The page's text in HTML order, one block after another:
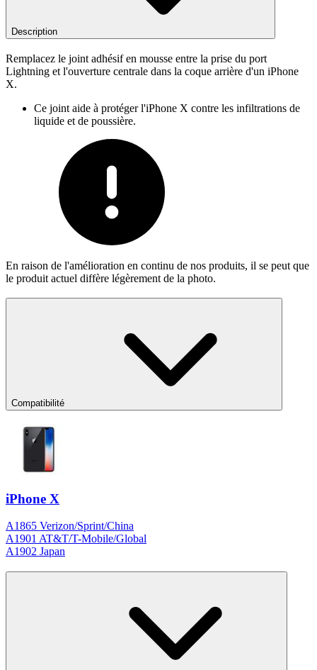
Description
Remplacez le joint adhésif en mousse entre la prise du port
Lightning et l'ouverture centrale dans la coque arrière d'un iPhone
X.
Ce joint aide à protéger l'iPhone X contre les infiltrations de
liquide et de poussière.
En raison de l'amélioration en continu de nos produits, il se peut que
le produit actuel diffère légèrement de la photo.
Compatibilité
iPhone X
A1865 Verizon/Sprint/China
A1901 AT&T/T-Mobile/Global
A1902 Japan